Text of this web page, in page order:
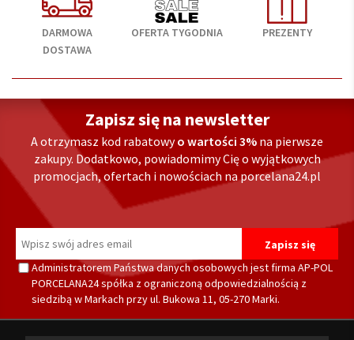
DARMOWA
DOSTAWA
OFERTA TYGODNIA PREZENTY
Zapisz się na newsletter
A otrzymasz kod rabatowyo wartości 3% na pierwsze
zakupy. Dodatkowo, powiadomimy Cię o wyjątkowych
promocjach, ofertach i nowościach na porcelana24.pl
Administratorem Państwa danych osobowych jest firma AP-POL
PORCELANA24 spółka z ograniczoną odpowiedzialnością z
siedzibą w Markach przy ul. Bukowa 11, 05-270 Marki.